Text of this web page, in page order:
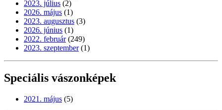
2023. július (2)
2026. május (1)
2023. augusztus (3)
2026. június (1)
2022. február (249)
2023. szeptember (1)
Speciális vászonképek
2021. május (5)